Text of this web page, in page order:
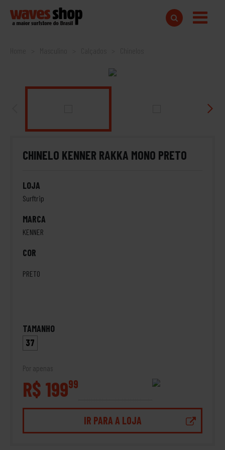
Home
CHINELO KENNER RAKKA MONO PRETO
LOJA
Surftrip
MARCA
KENNER
COR
PRETO
TAMANHO
37
Por apenas
R$ 19999
IR PARA A LOJA